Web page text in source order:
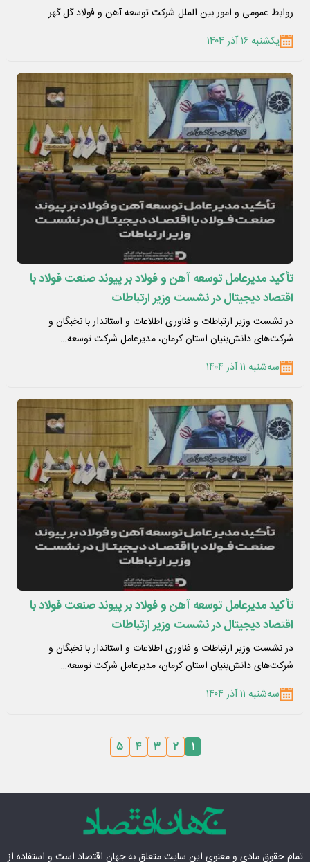
روابط عمومی و امور بین الملل شرکت توسعه آهن و فولاد گل گهر
یکشنبه ۱۶ آذر ۱۴۰۴
تأکید مدیرعامل توسعه آهن و فولاد بر پیوند صنعت فولاد با
اقتصاد دیجیتال در نشست وزیر ارتباطات
در نشست وزیر ارتباطات و فناوری اطلاعات و استاندار با نخبگان و
شرکت‌های دانش‌بنیان استان کرمان، مدیرعامل شرکت توسعه…
سه‌شنبه ۱۱ آذر ۱۴۰۴
تأکید مدیرعامل توسعه آهن و فولاد بر پیوند صنعت فولاد با
اقتصاد دیجیتال در نشست وزیر ارتباطات
در نشست وزیر ارتباطات و فناوری اطلاعات و استاندار با نخبگان و
شرکت‌های دانش‌بنیان استان کرمان، مدیرعامل شرکت توسعه…
سه‌شنبه ۱۱ آذر ۱۴۰۴
۱ ۲ ۳ ۴ ۵
تمام حقوق مادی‌ و معنوی این سایت متعلق بهجهان اقتصاد است و استفاده از